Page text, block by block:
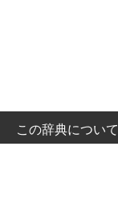
この辞典について